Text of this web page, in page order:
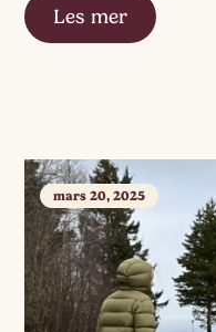
Les mer
mars 20, 2025